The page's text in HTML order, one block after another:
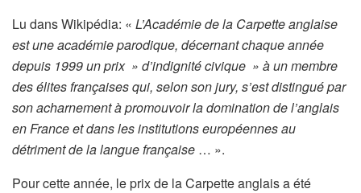
Lu dans Wikipédia: « L’Académie de la Carpette anglaise
est une académie parodique, décernant chaque année
depuis 1999 un prix » d’indignité civique » à un membre
des élites françaises qui, selon son jury, s’est distingué par
son acharnement à promouvoir la domination de l’anglais
en France et dans les institutions européennes au
détriment de la langue française … ».
Pour cette année, le prix de la Carpette anglais a été